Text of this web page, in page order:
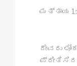
ಮತ್ತಾಯ
ದೇವರು